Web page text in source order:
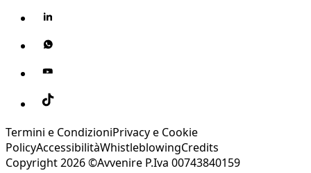
Termini e CondizioniPrivacy e Cookie
PolicyAccessibilitàWhistleblowingCredits
Copyright 2026 ©Avvenire P.Iva 00743840159